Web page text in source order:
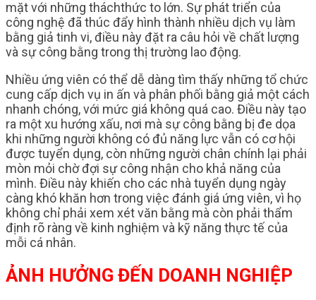
mặt với những tháchthức to lớn. Sự phát triển của
công nghệ đã thúc đẩy hình thành nhiều dịch vụ làm
bằng giả tinh vi, điều này đặt ra câu hỏi về chất lượng
và sự công bằng trong thị trường lao động.
Nhiều ứng viên có thể dễ dàng tìm thấy những tổ chức
cung cấp dịch vụ in ấn và phân phối bằng giả một cách
nhanh chóng, với mức giá không quá cao. Điều này tạo
ra một xu hướng xấu, nơi mà sự công bằng bị đe dọa
khi những người không có đủ năng lực vẫn có cơ hội
được tuyển dụng, còn những người chân chính lại phải
mòn mỏi chờ đợi sự công nhận cho khả năng của
mình. Điều này khiến cho các nhà tuyển dụng ngày
càng khó khăn hơn trong việc đánh giá ứng viên, vì họ
không chỉ phải xem xét văn bằng mà còn phải thẩm
định rõ ràng về kinh nghiệm và kỹ năng thực tế của
mỗi cá nhân.
ẢNH HƯỞNG ĐẾN DOANH NGHIỆP